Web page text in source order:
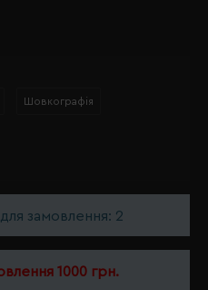
Шовкографія
для замовлення: 2
1000 грн.